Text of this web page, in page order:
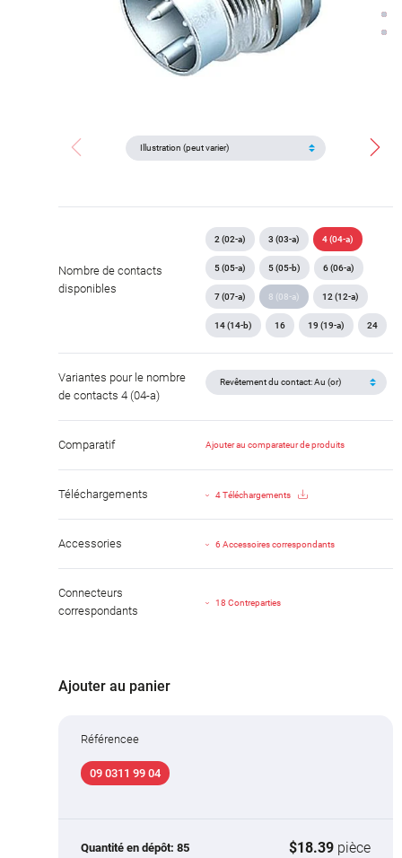
Nombre de contacts
disponibles
2 (02-a) 3 (03-a) 4 (04-a)
5 (05-a) 5 (05-b) 6 (06-a)
7 (07-a) 8 (08-a) 12 (12-a)
14 (14-b) 16 19 (19-a) 24
Variantes pour le nombre
de contacts 4 (04-a)
Comparatif Ajouter au comparateur de produits
Téléchargements 4 Téléchargements
Accessories 6 Accessoires correspondants
Connecteurs
correspondants
18 Contreparties
Ajouter au panier
Référencee
09 0311 99 04
Quantité en dépôt: 85 $18.39 pièce